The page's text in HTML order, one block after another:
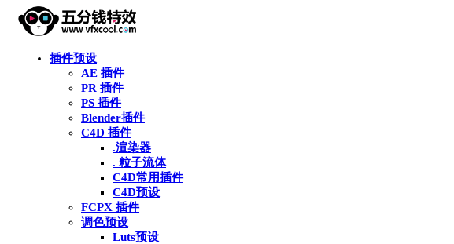
插件预设
AE 插件
PR 插件
PS 插件
Blender插件
C4D 插件
.渲染器
. 粒子流体
C4D常用插件
C4D预设
FCPX 插件
调色预设
Luts预设